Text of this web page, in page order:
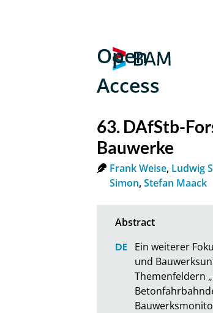
Open
Access
63. DAfStb-
Bauwerke
Frank Weise, Ludwig
Simon,Stefan Maack
Ein weiterer
und
Themenfeldern